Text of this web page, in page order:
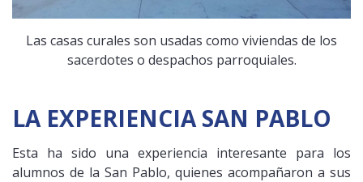
Las casas curales son usadas como viviendas de los
sacerdotes o despachos parroquiales.
LA EXPERIENCIA SAN PABLO
Esta ha sido una experiencia interesante para los
alumnos de la San Pablo, quienes acompañaron a sus